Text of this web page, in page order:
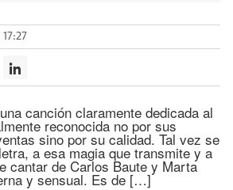
17:27
canción claramente dedicada al
reconocida no por sus
sino por su calidad. Tal vez se
a esa magia que transmite y a
cantar de Carlos Baute y Marta
y sensual. Es de […]